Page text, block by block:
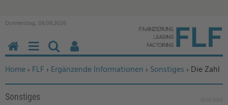
Donnerstag, 06.08.2026
Sie befinden sich hier:
Home› FLF › Ergänzende Informationen › Sonstiges › Die Zahl
Sonstiges
HOMEMENÜSUCHEN
BENUTZERFUNKTIONEN